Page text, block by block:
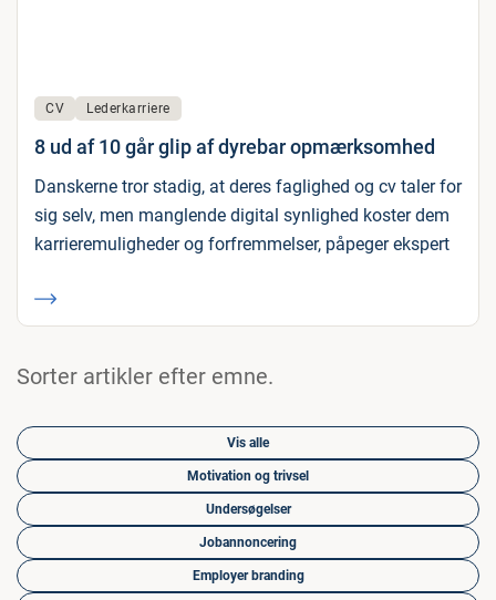
CV Lederkarriere
8 ud af 10 går glip af dyrebar opmærksomhed
Danskerne tror stadig, at deres faglighed og cv taler for
sig selv, men manglende digital synlighed koster dem
karrieremuligheder og forfremmelser, påpeger ekspert
Sorter artikler efter emne.
Vis alle
Motivation og trivsel
Undersøgelser
Jobannoncering
Employer branding